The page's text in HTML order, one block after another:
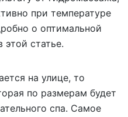
при температуре
о оптимальной
статье.
на улице, то
по размерам будет
спа. Самое